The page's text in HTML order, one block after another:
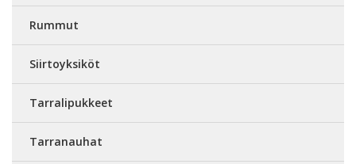
Rummut
Siirtoyksiköt
Tarralipukkeet
Tarranauhat